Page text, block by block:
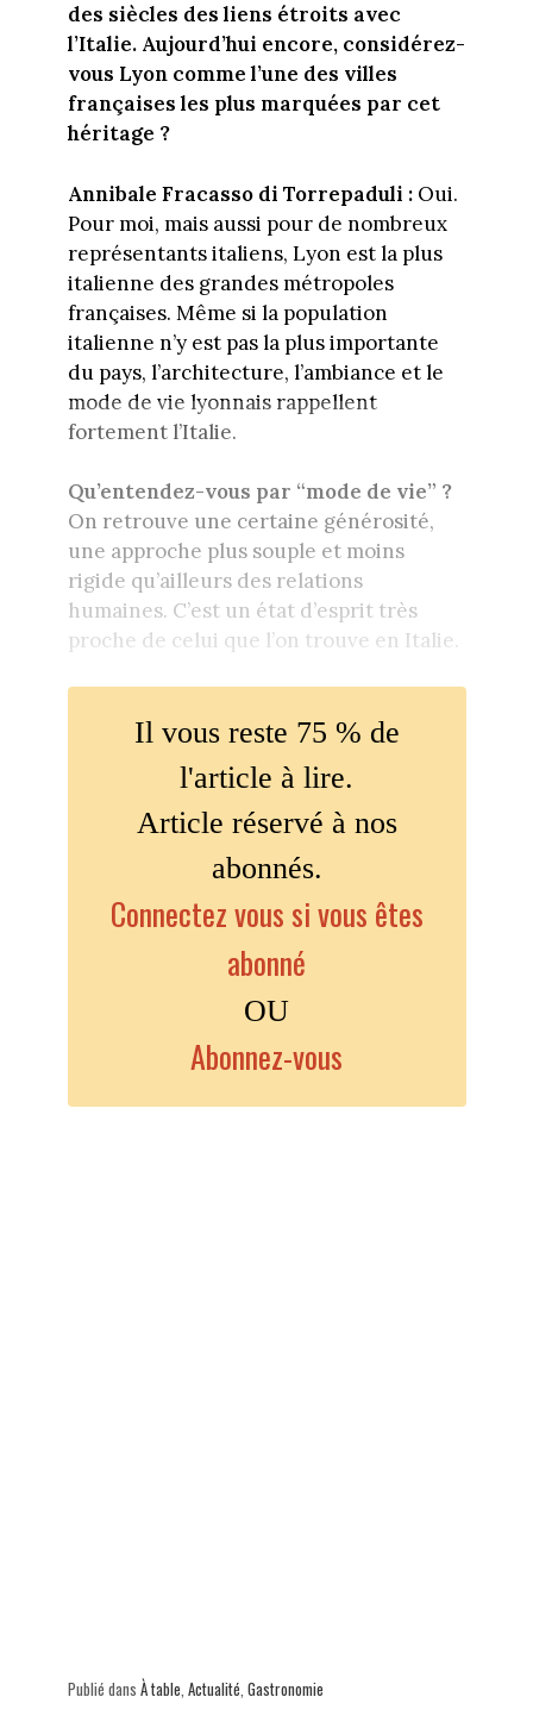
des siècles des liens étroits avec
l’Italie. Aujourd’hui encore, considérez-
vous Lyon comme l’une des villes
françaises les plus marquées par cet
héritage ?
Annibale Fracasso di Torrepaduli :Oui.
Pour moi, mais aussi pour de nombreux
représentants italiens, Lyon est la plus
italienne des grandes métropoles
françaises. Même si la population
italienne n’y est pas la plus importante
du pays, l’architecture, l’ambiance et le
mode de vie lyonnais rappellent
fortement l’Italie.
Qu’entendez-vous par “mode de vie” ?
On retrouve une certaine générosité,
une approche plus souple et moins
rigide qu’ailleurs des relations
humaines. C’est un état d’esprit très
proche de celui que l’on trouve en Italie.
Il vous reste 75 % de
l'article à lire.
Article réservé à nos
abonnés.
Connectez vous si vous êtes
abonné
OU
Abonnez-vous
Publié dans À table Actualité Gastronomie